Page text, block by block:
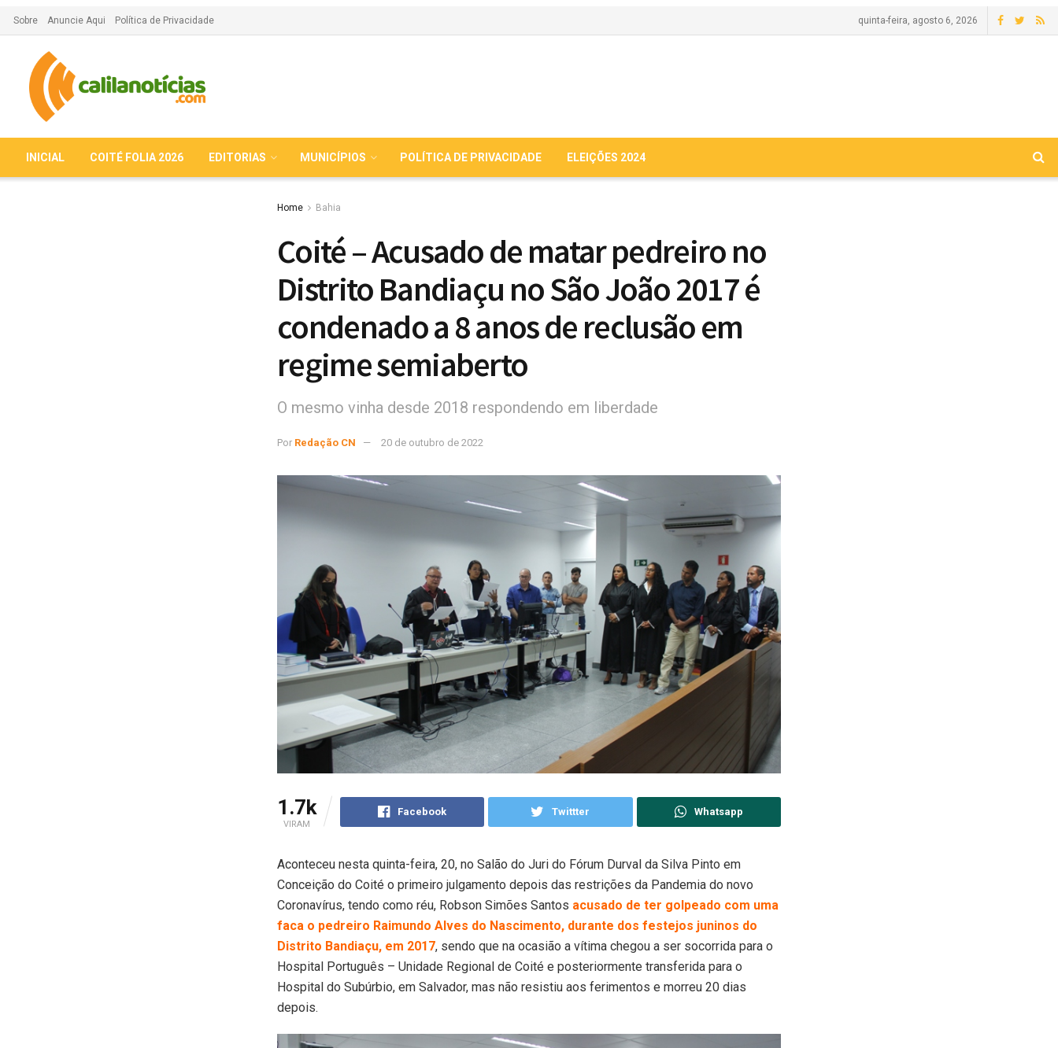
Sobre Anuncie Aqui Política de Privacidade quinta-feira, agosto 6, 2026
INICIAL COITÉ FOLIA 2026 EDITORIAS MUNICÍPIOS POLÍTICA DE PRIVACIDADE ELEIÇÕES 2024
Home Bahia
Coité – Acusado de matar pedreiro no
Distrito Bandiaçu no São João 2017 é
condenado a 8 anos de reclusão em
regime semiaberto
O mesmo vinha desde 2018 respondendo em liberdade
Por Redação CN 20 de outubro de 2022
1.7k
VIRAM
Facebook Twittter Whatsapp
Aconteceu nesta quinta-feira, 20, no Salão do Juri do Fórum Durval da Silva Pinto em
Conceição do Coité o primeiro julgamento depois das restrições da Pandemia do novo
Coronavírus, tendo como réu, Robson Simões Santos acusado de ter golpeado com uma
faca o pedreiro Raimundo Alves do Nascimento, durante dos festejos juninos do
Distrito Bandiaçu, em 2017, sendo que na ocasião a vítima chegou a ser socorrida para o
Hospital Português – Unidade Regional de Coité e posteriormente transferida para o
Hospital do Subúrbio, em Salvador, mas não resistiu aos ferimentos e morreu 20 dias
depois.